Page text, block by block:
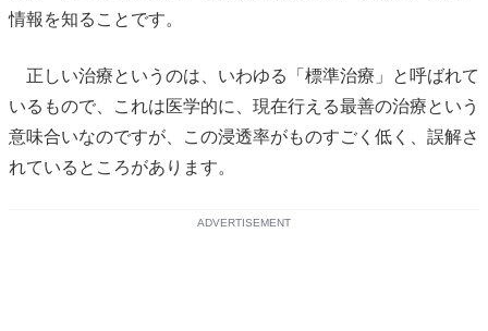
情報を知ることです。
正しい治療というのは、いわゆる「標準治療」と呼ばれて
いるもので、これは医学的に、現在行える最善の治療という
意味合いなのですが、この浸透率がものすごく低く、誤解さ
れているところがあります。
ADVERTISEMENT